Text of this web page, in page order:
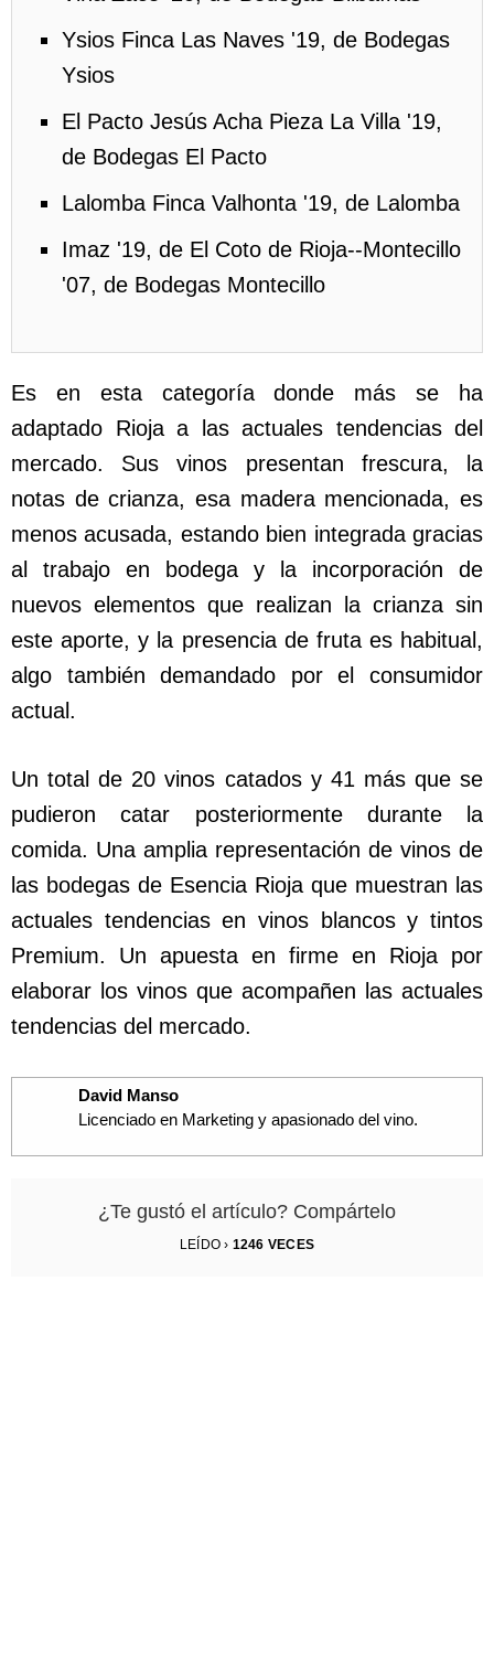
Ysios Finca Las Naves '19, de Bodegas
Ysios
El Pacto Jesús Acha Pieza La Villa '19,
de Bodegas El Pacto
Lalomba Finca Valhonta '19, de Lalomba
Imaz '19, de El Coto de Rioja--Montecillo
'07, de Bodegas Montecillo
Es en esta categoría donde más se ha
adaptado Rioja a las actuales tendencias del
mercado. Sus vinos presentan frescura, la
notas de crianza, esa madera mencionada, es
menos acusada, estando bien integrada gracias
al trabajo en bodega y la incorporación de
nuevos elementos que realizan la crianza sin
este aporte, y la presencia de fruta es habitual,
algo también demandado por el consumidor
actual.
Un total de 20 vinos catados y 41 más que se
pudieron catar posteriormente durante la
comida. Una amplia representación de vinos de
las bodegas de Esencia Rioja que muestran las
actuales tendencias en vinos blancos y tintos
Premium. Un apuesta en firme en Rioja por
elaborar los vinos que acompañen las actuales
tendencias del mercado.
David Manso
Licenciado en Marketing y apasionado del vino.
¿Te gustó el artículo? Compártelo
LEÍDO › 1246 VECES